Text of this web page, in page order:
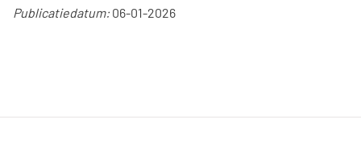
Publicatiedatum:06-01-2026